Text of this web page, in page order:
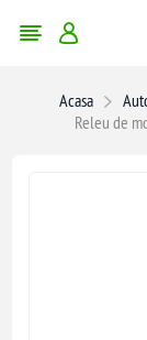
Acasa
Releu de